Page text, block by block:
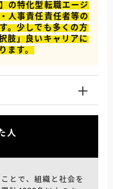
の特化型転職エージ
人事責任責任者等の
。少しでも多くの方
肢」良いキャリアに
ます。
人
とで、組織と社会を